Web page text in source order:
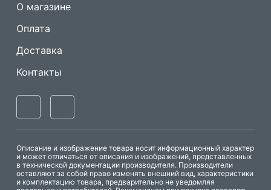
О магазине
Оплата
Доставка
Контакты
Описание и изображение товара носит информационный характер
и может отличаться от описания и изображений, представленных
в технической документации производителя. Производители
оставляют за собой право изменять внешний вид, характеристики
и комплектацию товара, предварительно не уведомляя